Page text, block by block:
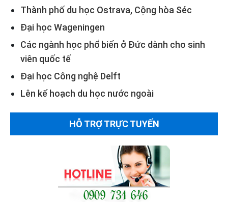
Thành phố du học Ostrava, Cộng hòa Séc
Đại học Wageningen
Các ngành học phổ biến ở Đức dành cho sinh
viên quốc tế
Đại học Công nghệ Delft
Lên kế hoạch du học nước ngoài
HỖ TRỢ TRỰC TUYẾN